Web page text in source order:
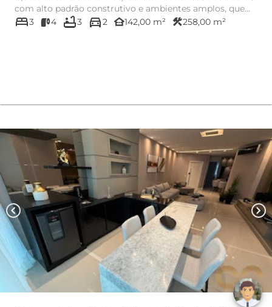
com alto padrão construtivo e ambientes amplos, que
proporcionam...
bed3 4 bathtub3 directions_car2 other_houses142,00 m² construction258,00 m²
chevron_left chevron_right